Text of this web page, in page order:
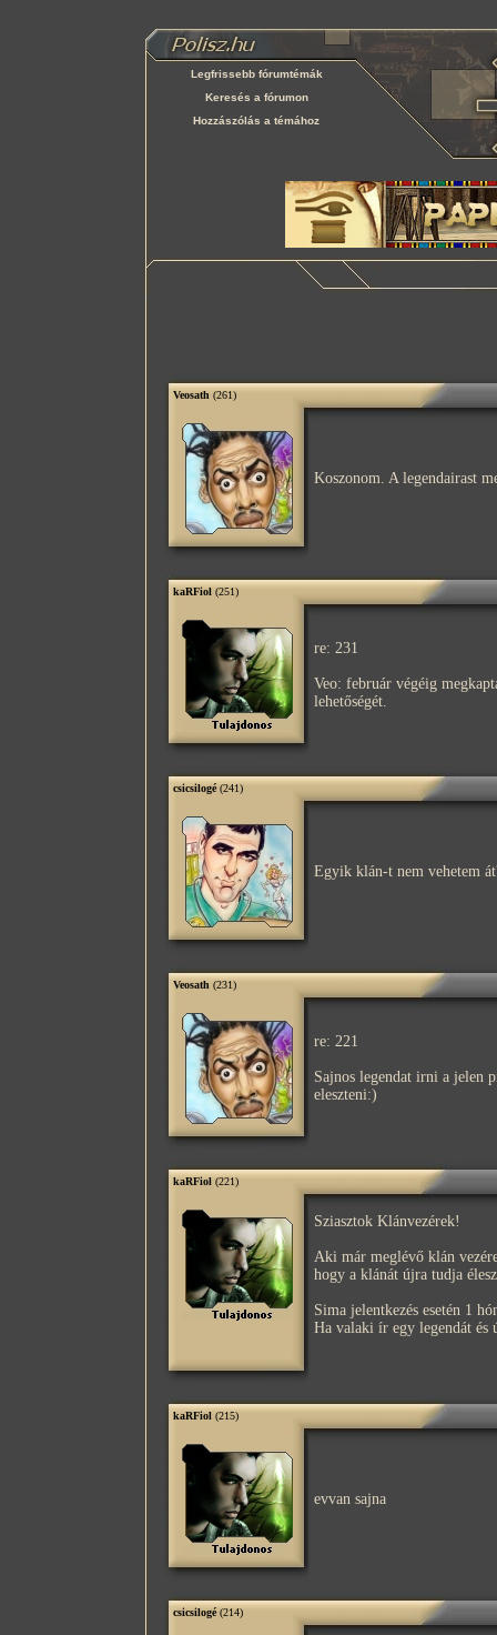
Legfrissebb fórumtémák
Keresés a fórumon
Hozzászólás a témához
Veosath (261)
Koszonom. A legendairast
kaRFiol (251)
re: 231
Veo: február végéig
lehetőségét.
csicsilogé (241)
Egyik klán-t nem vehetem
Veosath (231)
re: 221
Sajnos legendat irni a jelen
eleszteni:)
kaRFiol (221)
Sziasztok Klánvezérek!
Aki már meglévő klán
hogy a klánát újra tudja
Sima jelentkezés esetén 1
Ha valaki ír egy legendát
kaRFiol (215)
evvan sajna
csicsilogé (214)